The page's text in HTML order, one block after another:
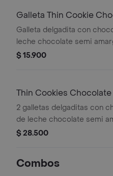
Galleta Thin Cookie
Sal Maldon
Galleta delgadita con
leche chocolate semi
maldon.
$ 15.900
Thin Cookies Chocolate
Maldon X2
2 galletas delgaditas con
de leche chocolate semi
maldon.
$ 28.500
Combos